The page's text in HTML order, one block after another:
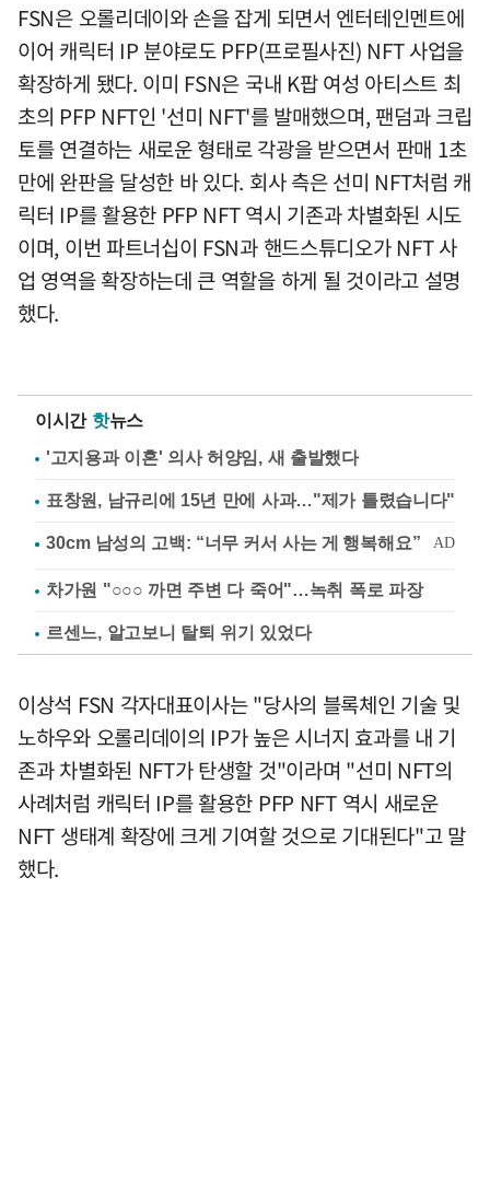
FSN은 오롤리데이와 손을 잡게 되면서 엔터테인멘트에
이어 캐릭터 IP 분야로도 PFP(프로필사진) NFT 사업을
확장하게 됐다. 이미 FSN은 국내 K팝 여성 아티스트 최
초의 PFP NFT인 '선미 NFT'를 발매했으며, 팬덤과 크립
토를 연결하는 새로운 형태로 각광을 받으면서 판매 1초
만에 완판을 달성한 바 있다. 회사 측은 선미 NFT처럼 캐
릭터 IP를 활용한 PFP NFT 역시 기존과 차별화된 시도
이며, 이번 파트너십이 FSN과 핸드스튜디오가 NFT 사
업 영역을 확장하는데 큰 역할을 하게 될 것이라고 설명
했다.
이시간 핫뉴스
'고지용과 이혼' 의사 허양임, 새 출발했다
표창원, 남규리에 15년 만에 사과…"제가 틀렸습니다"
차가원 "○○○ 까면 주변 다 죽어"…녹취 폭로 파장
르센느, 알고보니 탈퇴 위기 있었다
이상석 FSN 각자대표이사는 "당사의 블록체인 기술 및
노하우와 오롤리데이의 IP가 높은 시너지 효과를 내 기
존과 차별화된 NFT가 탄생할 것"이라며 "선미 NFT의
사례처럼 캐릭터 IP를 활용한 PFP NFT 역시 새로운
NFT 생태계 확장에 크게 기여할 것으로 기대된다"고 말
했다.